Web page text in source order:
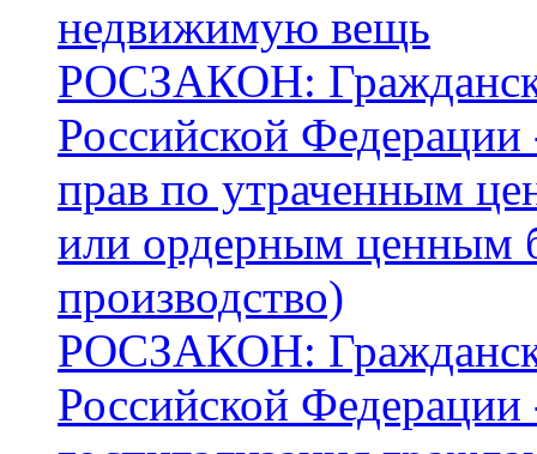
недвижимую вещь
РОСЗАКОН:
Российской Федерации
прав по утраченным
или ордерным ценным
производство)
РОСЗАКОН:
Российской